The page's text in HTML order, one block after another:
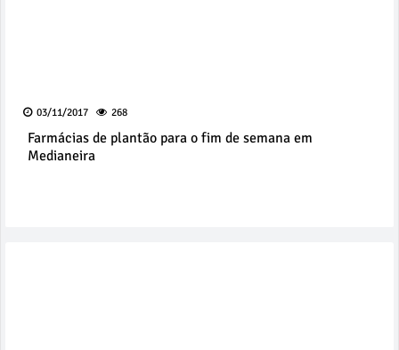
03/11/2017 268
Farmácias de plantão para o fim de semana em
Medianeira